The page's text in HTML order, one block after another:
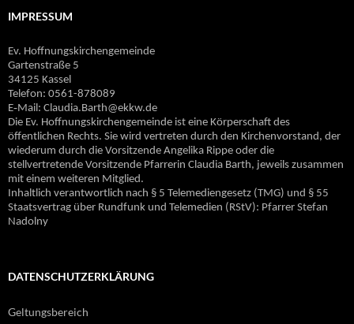
IMPRESSUM
Ev. Hoffnungskirchengemeinde
Gartenstraße 5
34125 Kassel
Telefon: 0561-878089
E‐Mail: Claudia.Barth@ekkw.de
Die Ev. Hoffnungskirchengemeinde ist eine Körperschaft des
öffentlichen Rechts. Sie wird vertreten durch den Kirchenvorstand, der
wiederum durch die Vorsitzende Angelika Rippe oder die
stellvertretende Vorsitzende Pfarrerin Claudia Barth, jeweils zusammen
mit einem weiteren Mitglied.
Inhaltlich verantwortlich nach § 5 Telemediengesetz (TMG) und § 55
Staatsvertrag über Rundfunk und Telemedien (RStV): Pfarrer Stefan
Nadolny
DATENSCHUTZERKLÄRUNG
Geltungsbereich